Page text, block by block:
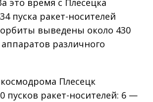
это время с Плесецка
пуска ракет-носителей
выведены около 430
различного
космодрома Плесецк
пусков ракет-носителей: 6 —